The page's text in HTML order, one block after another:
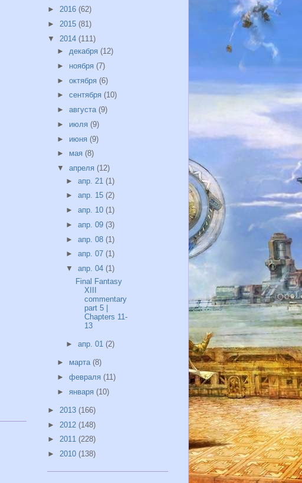
► 2016 (62)
► 2015 (81)
▼ 2014 (111)
► декабря (12)
► ноября (7)
► октября (6)
► сентября (10)
► августа (9)
► июля (9)
► июня (9)
► мая (8)
▼ апреля (12)
►апр. 21(1)
►апр. 15(2)
►апр. 10(1)
►апр. 09(3)
►апр. 08(1)
►апр. 07(1)
▼апр. 04(1)
Final Fantasy
XIII
commentary
part 5 |
Chapters 11-
13
►апр. 01(2)
► марта (8)
► февраля (11)
► января (10)
► 2013 (166)
► 2012 (148)
► 2011 (228)
► 2010 (138)